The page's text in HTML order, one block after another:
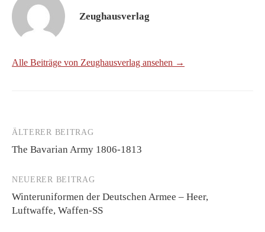
Zeughausverlag
Alle Beiträge von Zeughausverlag ansehen →
Beitrags-
Navigation
ÄLTERER BEITRAG
The Bavarian Army 1806-1813
NEUERER BEITRAG
Winteruniformen der Deutschen Armee – Heer,
Luftwaffe, Waffen-SS